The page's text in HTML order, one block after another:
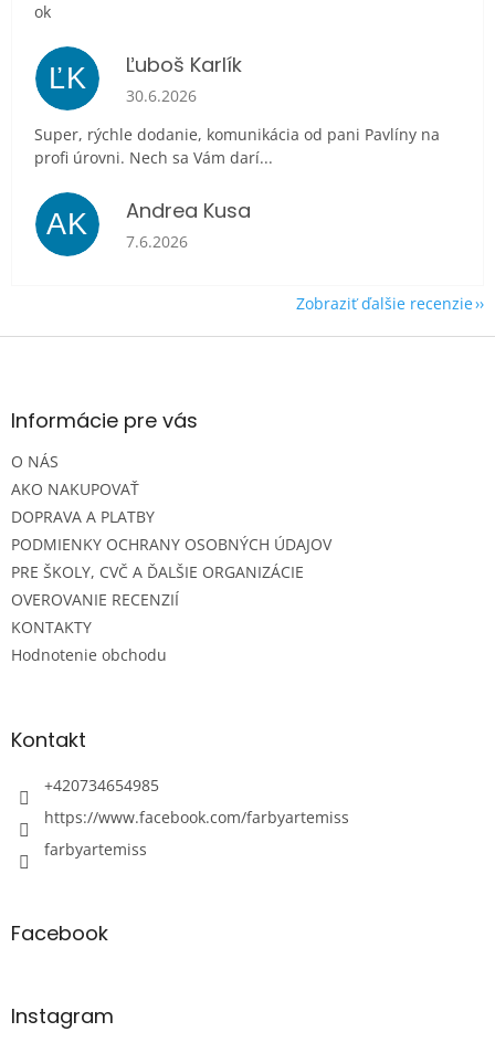
ok
ĽK Ľuboš Karlík
Hodnotenie obchodu je 5 z 5 hviezdičiek.
30.6.2026
Super, rýchle dodanie, komunikácia od pani Pavlíny na
profi úrovni. Nech sa Vám darí...
AK Andrea Kusa
Hodnotenie obchodu je 5 z 5 hviezdičiek.
7.6.2026
Zobraziť ďalšie recenzie
Z
ä
e
Informácie pre vás
O NÁS
AKO NAKUPOVAŤ
DOPRAVA A PLATBY
PODMIENKY OCHRANY OSOBNÝCH ÚDAJOV
PRE ŠKOLY, CVČ A ĎALŠIE ORGANIZÁCIE
OVEROVANIE RECENZIÍ
KONTAKTY
Hodnotenie obchodu
Kontakt
+420734654985
https://www.facebook.com/farbyartemiss
farbyartemiss
Facebook
Instagram